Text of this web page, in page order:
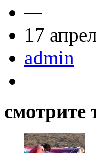
—
17
admin